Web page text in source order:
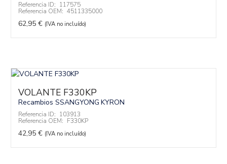
Referencia ID: 117575
Referencia OEM: 4511335000
62,95 € (IVA no incluído)
VOLANTE F330KP
Recambios SSANGYONG KYRON
Referencia ID: 103913
Referencia OEM: F330KP
42,95 € (IVA no incluído)